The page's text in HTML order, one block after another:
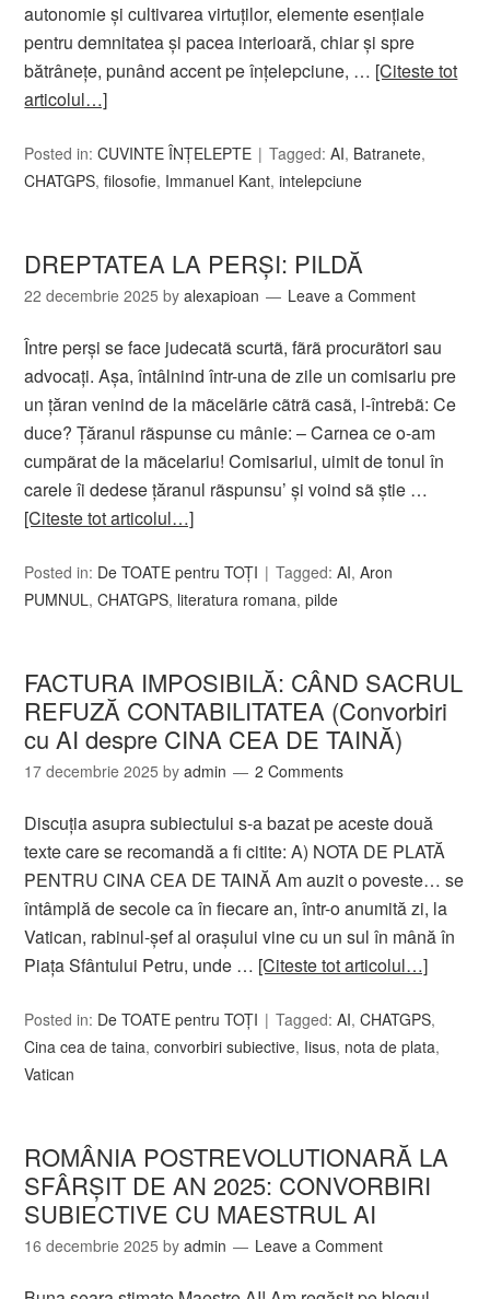
autonomie și cultivarea virtuților, elemente esențiale
pentru demnitatea și pacea interioară, chiar și spre
bătrânețe, punând accent pe înțelepciune, … [Citeste tot
articolul…]
Posted in:CUVINTE ÎNȚELEPTE Tagged:AI, Batranete,
CHATGPS,filosofie, Immanuel Kant,intelepciune
DREPTATEA LA PERȘI: PILDĂ
22 decembrie 2025 byalexapioan Leave a Comment
Între perşi se face judecatã scurtã, fãrã procurãtori sau
advocaţi. Aşa, întâlnind într-una de zile un comisariu pre
un ţăran venind de la mãcelãrie cãtrã casã, l-întrebã: Ce
duce? Ţăranul rãspunse cu mânie: – Carnea ce o-am
cumpãrat de la mãcelariu! Comisariul, uimit de tonul în
carele îi dedese ţăranul rãspunsu’ şi voind sã ştie …
[Citeste tot articolul…]
Posted in: De TOATE pentru TOȚI Tagged:AI,Aron
PUMNUL,CHATGPS, literatura romana,pilde
FACTURA IMPOSIBILĂ: CÂND SACRUL
REFUZĂ CONTABILITATEA (Convorbiri
cu AI despre CINA CEA DE TAINĂ)
17 decembrie 2025 byadmin 2 Comments
Discuția asupra subiectului s-a bazat pe aceste două
texte care se recomandă a fi citite: A) NOTA DE PLATĂ
PENTRU CINA CEA DE TAINĂ Am auzit o poveste… se
întâmplă de secole ca în fiecare an, într-o anumită zi, la
Vatican, rabinul-şef al oraşului vine cu un sul în mână în
Piaţa Sfântului Petru, unde … [Citeste tot articolul…]
Posted in: De TOATE pentru TOȚI Tagged:AI,CHATGPS,
Cina cea de taina,convorbiri subiective, Iisus, nota de plata,
Vatican
ROMÂNIA POSTREVOLUTIONARĂ LA
SFÂRȘIT DE AN 2025: CONVORBIRI
SUBIECTIVE CU MAESTRUL AI
16 decembrie 2025 byadmin Leave a Comment